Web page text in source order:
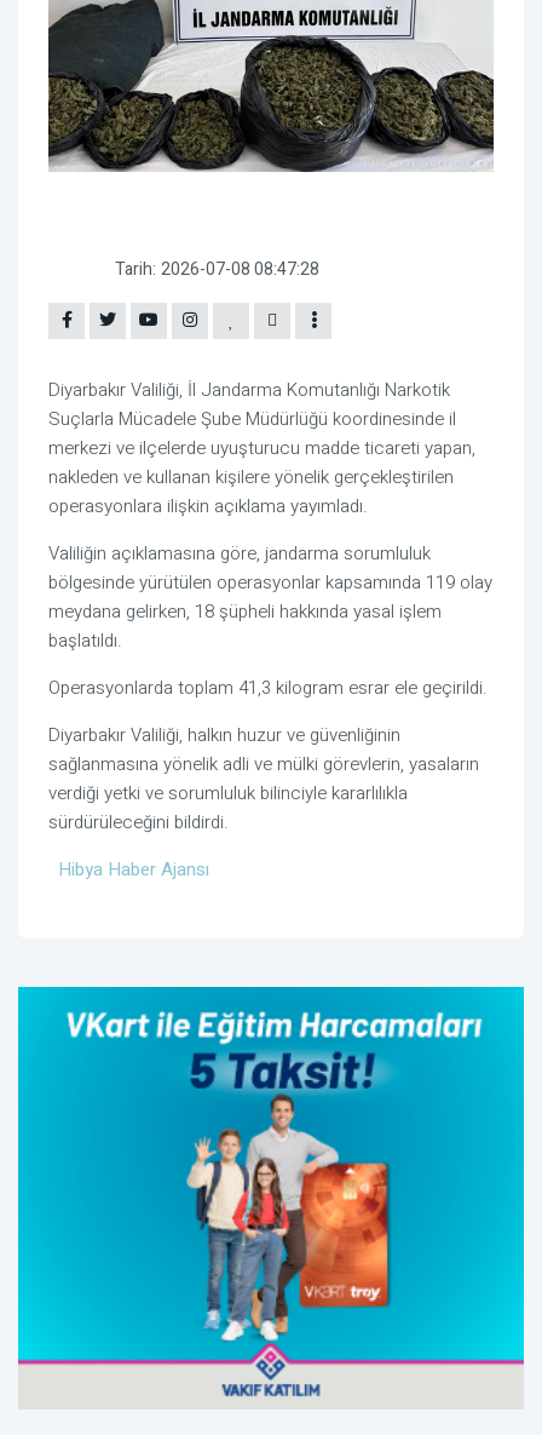
Tarih: 2026-07-08 08:47:28
Diyarbakır Valiliği, İl Jandarma Komutanlığı Narkotik
Suçlarla Mücadele Şube Müdürlüğü koordinesinde il
merkezi ve ilçelerde uyuşturucu madde ticareti yapan,
nakleden ve kullanan kişilere yönelik gerçekleştirilen
operasyonlara ilişkin açıklama yayımladı.
Valiliğin açıklamasına göre, jandarma sorumluluk
bölgesinde yürütülen operasyonlar kapsamında 119 olay
meydana gelirken, 18 şüpheli hakkında yasal işlem
başlatıldı.
Operasyonlarda toplam 41,3 kilogram esrar ele geçirildi.
Diyarbakır Valiliği, halkın huzur ve güvenliğinin
sağlanmasına yönelik adli ve mülki görevlerin, yasaların
verdiği yetki ve sorumluluk bilinciyle kararlılıkla
sürdürüleceğini bildirdi.
Hibya Haber Ajansı